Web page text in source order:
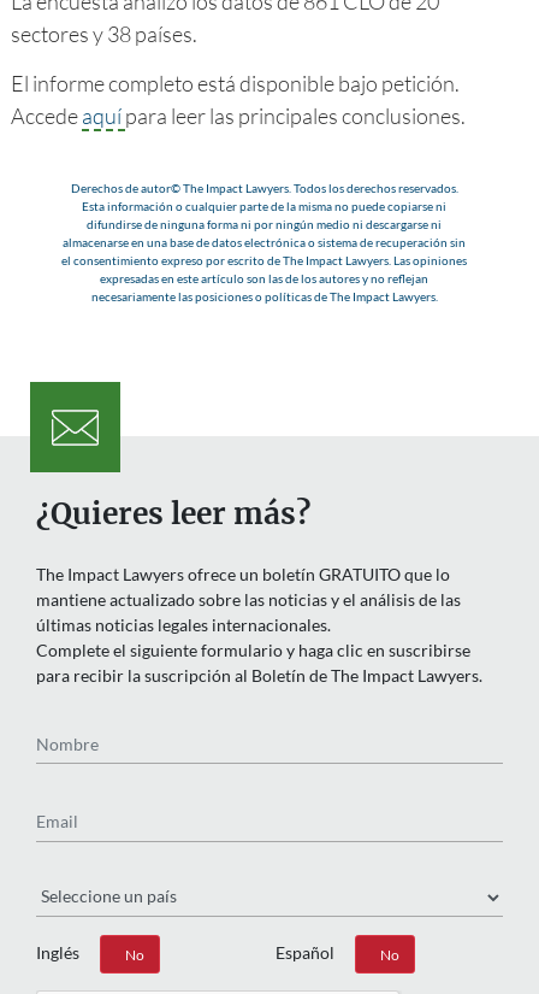
sectores y 38 países.
El informe completo está disponible bajo petición.
Accedeaquípara leer las principales conclusiones.
Derechos de autor© The Impact Lawyers. Todos los derechos reservados.
Esta información o cualquier parte de la misma no puede copiarse ni
difundirse de ninguna forma ni por ningún medio ni descargarse ni
almacenarse en una base de datos electrónica o sistema de recuperación sin
el consentimiento expreso por escrito de The Impact Lawyers. Las opiniones
expresadas en este artículo son las de los autores y no reflejan
necesariamente las posiciones o políticas de The Impact Lawyers.
¿Quieres leer más?
The Impact Lawyers ofrece un boletín GRATUITO que lo
mantiene actualizado sobre las noticias y el análisis de las
últimas noticias legales internacionales.
Complete el siguiente formulario y haga clic en suscribirse
para recibir la suscripción al Boletín de The Impact Lawyers.
Inglés
Sí No Español
Sí No